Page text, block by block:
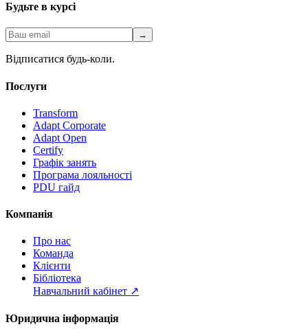
Будьте в курсі
→
Відписатися будь-коли.
Послуги
Transform
Adapt Corporate
Adapt Open
Certify
Графік занять
Програма лояльності
PDU гайд
Компанія
Про нас
Команда
Клієнти
Бібліотека
Навчальний кабінет ↗
Юридична інформація